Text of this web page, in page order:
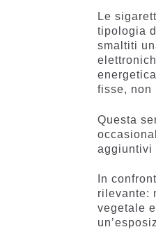
Le
tipologia
smaltiti
fisse, non
Questa
aggiuntivi
In
rilevante:
vegetale